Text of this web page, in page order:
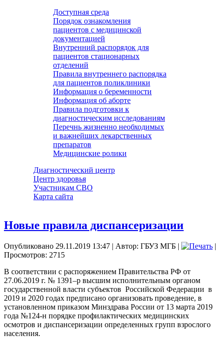
Доступная среда
Порядок ознакомления
пациентов с медицинской
документацией
Внутренний распорядок для
пациентов стационарных
отделений
Правила внутреннего распорядка
для пациентов поликлиники
Информация о беременности
Информация об аборте
Правила подготовки к
диагностическим исследованиям
Перечнь жизненно необходимых
и важнейших лекарственных
препаратов
Медицинские ролики
Диагностический центр
Центр здоровья
Участникам СВО
Карта сайта
Новые правила диспансеризации
Опубликовано 29.11.2019 13:47 | Автор: ГБУЗ МГБ |
|
Просмотров: 2715
В соответствии с распоряжением Правительства РФ от
27.06.2019 г. № 1391–р высшим исполнительным органом
государственной власти субъектов Российской Федерации в
2019 и 2020 годах предписано организовать проведение, в
установленном приказом Минздрава России от 13 марта 2019
года №124-н порядке профилактических медицинских
осмотров и диспансеризации определенных групп взрослого
населения.